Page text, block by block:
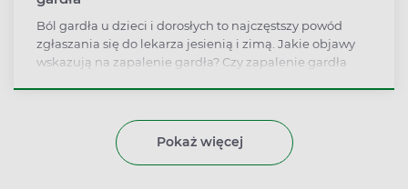
Ból gardła u dzieci i dorosłych to najczęstszy powód
zgłaszania się do lekarza jesienią i zimą. Jakie objawy
wskazują na zapalenie gardła? Czy zapalenie gardła
Pokaż więcej